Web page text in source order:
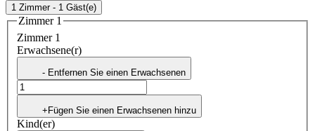
1 Zimmer - 1 Gäst(e)
Zimmer 1
Zimmer 1
Erwachsene(r)
- Entfernen Sie einen Erwachsenen
+Fügen Sie einen Erwachsenen hinzu
Kind(er)